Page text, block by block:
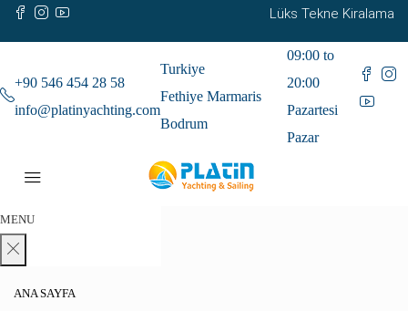
Lüks Tekne Kiralama
+90 546 454 28 58
info@platinyachting.com
Turkiye
Fethiye Marmaris
Bodrum
09:00 to
20:00
Pazartesi
Pazar
MENU
ANA SAYFA